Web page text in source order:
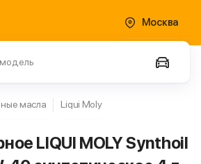
Москва
масла Liqui Moly
LIQUI MOLY Synthoil